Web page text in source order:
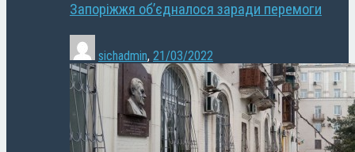
Запоріжжя об’єдналося заради перемоги
sichadmin, 21/03/2022